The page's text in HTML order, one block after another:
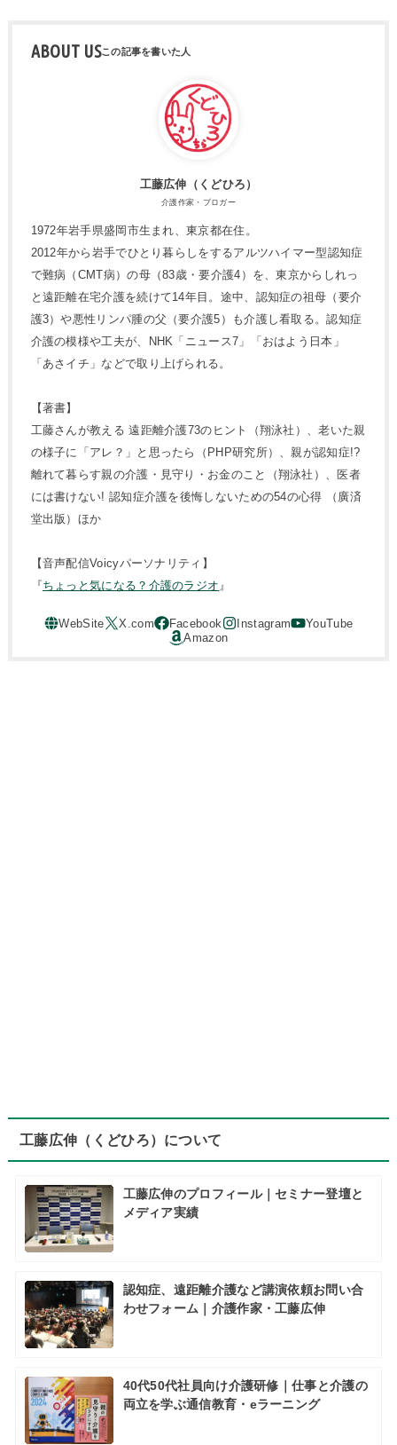
ABOUT US
工藤広伸（くどひろ）
介護作家・ブロガー
1972年岩手県盛岡市生まれ、東京都在住。
2012年から岩手でひとり暮らしをするアルツハイマー型認知症
で難病（CMT病）の母（83歳・要介護4）を、東京からしれっ
と遠距離在宅介護を続けて14年目。途中、認知症の祖母（要介
護3）や悪性リンパ腫の父（要介護5）も介護し看取る。認知症
介護の模様や工夫が、NHK「ニュース7」「おはよう日本」
「あさイチ」などで取り上げられる。
【著書】
工藤さんが教える 遠距離介護73のヒント（翔泳社）、老いた親
の様子に「アレ？」と思ったら（PHP研究所）、親が認知症!?
離れて暮らす親の介護・見守り・お金のこと（翔泳社）、医者
には書けない! 認知症介護を後悔しないための54の心得 （廣済
堂出版）ほか
【音声配信Voicyパーソナリティ】
『ちょっと気になる？介護のラジオ』
工藤広伸（くどひろ）について
工藤広伸のプロフィール｜セミナー登壇と
メディア実績
認知症、遠距離介護など講演依頼お問い合
わせフォーム｜介護作家・工藤広伸
40代50代社員向け介護研修｜仕事と介護の
両立を学ぶ通信教育・eラーニング